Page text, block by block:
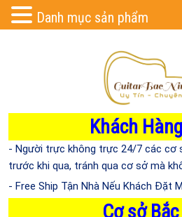
Khách
- Người trực không trực 24/7 các cơ
trước khi qua, tránh qua cơ sở mà
- Free Ship Tận Nhà Nếu Khách Đặt
Cơ sở
Danh mục sản phẩm